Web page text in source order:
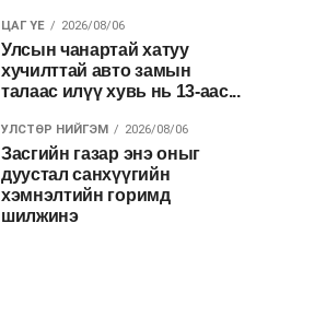
ЦАГ ҮЕ 2026/08/06
Улсын чанартай хатуу
хучилттай авто замын
талаас илүү хувь нь 13-аас...
УЛСТӨР НИЙГЭМ 2026/08/06
Засгийн газар энэ оныг
дуустал санхүүгийн
хэмнэлтийн горимд
шилжинэ